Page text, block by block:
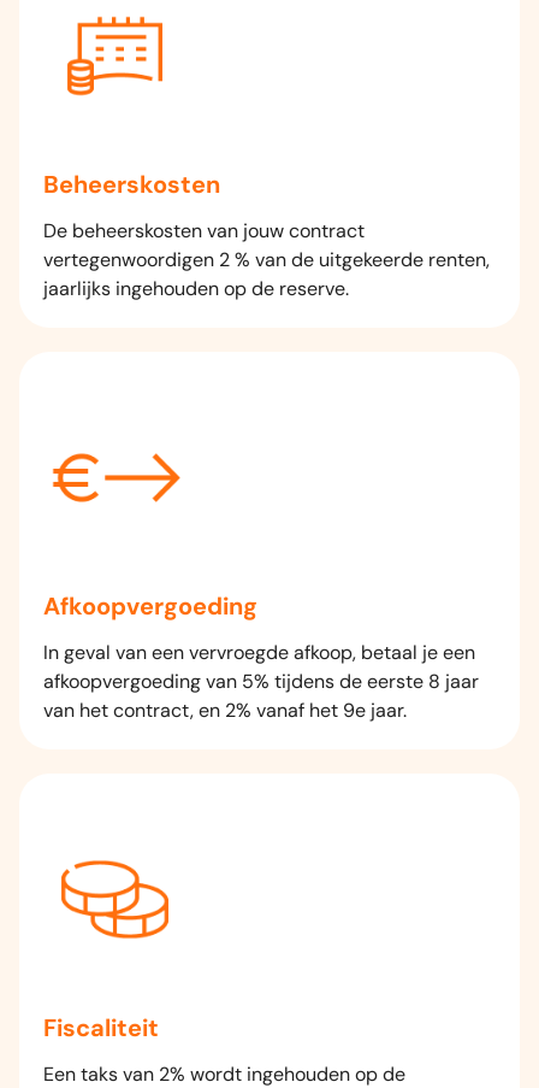
Beheerskosten
De beheerskosten van jouw contract
vertegenwoordigen 2 % van de uitgekeerde renten,
jaarlijks ingehouden op de reserve.
Afkoopvergoeding
In geval van een vervroegde afkoop, betaal je een
afkoopvergoeding van 5% tijdens de eerste 8 jaar
van het contract, en 2% vanaf het 9e jaar.
Fiscaliteit
Een taks van 2% wordt ingehouden op de